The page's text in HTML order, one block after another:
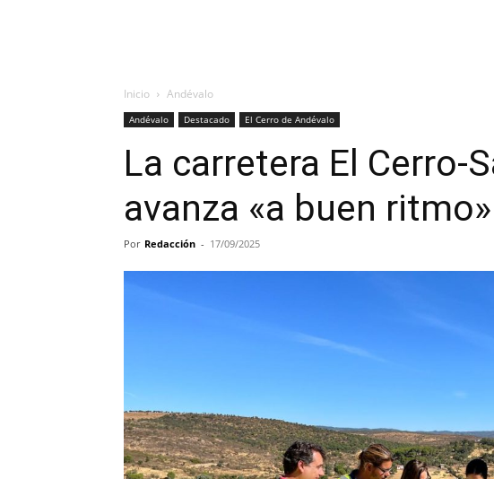
Inicio Andévalo
Andévalo Destacado El Cerro de Andévalo
La carretera El Cerro-
avanza «a buen ritmo»
Por Redacción - 17/09/2025